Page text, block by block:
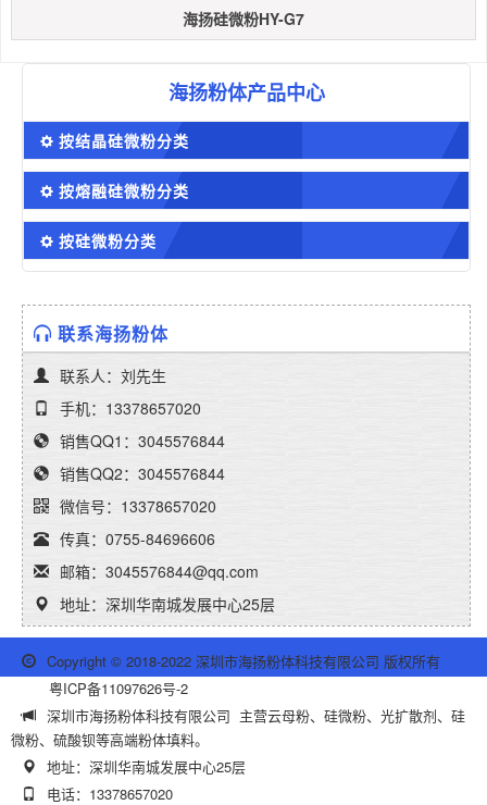
海扬硅微粉HY-G7
海扬粉体产品中心
按结晶硅微粉分类
按熔融硅微粉分类
按硅微粉分类
联系海扬粉体
联系人：刘先生
手机：13378657020
销售QQ1：3045576844
销售QQ2：3045576844
微信号：13378657020
传真：0755-84696606
邮箱：3045576844@qq.com
地址：深圳华南城发展中心25层
Copyright © 2018-2022 深圳市海扬粉体科技有限公司 版权所有
粤ICP备11097626号-2
深圳市海扬粉体科技有限公司 主营云母粉、硅微粉、光扩散剂、硅
微粉、硫酸钡等高端粉体填料。
地址：深圳华南城发展中心25层
电话：13378657020